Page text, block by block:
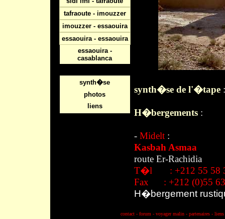
tafraoute - imouzzer
imouzzer - essaouira
essaouira - essaouira
essaouira -
casablanca
synth�se
photos
liens
synth�se de l'�tape:
H�bergements :
-Midelt :
Kasbah Asmaa
route Er-Rachidia
T�l : +212 55 58 39
Fax : +212 (0)55 63
H�bergement
contact- forum - voyager malin- partenaires- liens